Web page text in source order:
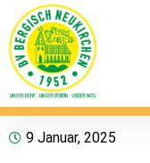
9 Januar, 2025